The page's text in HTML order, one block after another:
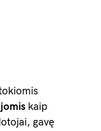
kaip
gavę